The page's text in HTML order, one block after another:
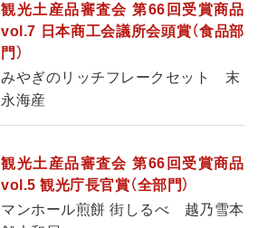
観光土産品審査会 第66回受賞商品
vol.7 日本商工会議所会頭賞（食品部
門）
みやぎのリッチフレークセット 末
永海産
観光土産品審査会 第66回受賞商品
vol.5 観光庁長官賞（全部門）
マンホール煎餅 街しるべ 越乃雪本